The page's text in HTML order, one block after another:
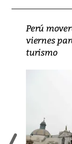
Perú
viernes
turismo